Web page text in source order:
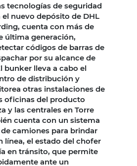
tecnologías de seguridad
nuevo depósito de DHL
cuenta con más de
última generación,
códigos de barras de
por su alcance de
bunker lleva a cabo el
de distribución y
otras instalaciones de
oficinas del producto
y las centrales en Torre
cuenta con un sistema
camiones para brindar
línea, el estado del chofer
en tránsito, que permite
ante un